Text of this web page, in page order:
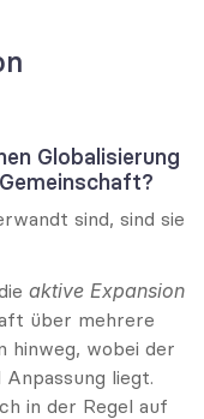
Globalisierung
sind, sind sie
aktive Expansion
über mehrere
hinweg, wobei der
Anpassung liegt.
in der Regel auf